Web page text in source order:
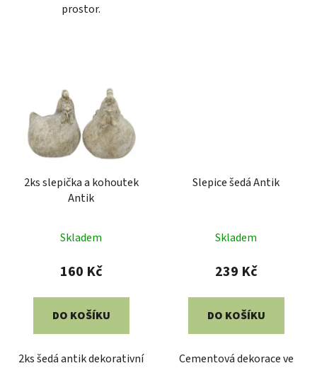
prostor.
2ks slepička a kohoutek
Antik
Skladem
160 Kč
DO KOŠÍKU
2ks šedá antik dekorativní
Slepice šedá Antik
Skladem
239 Kč
DO KOŠÍKU
Cementová dekorace ve